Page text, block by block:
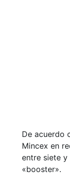
De acuerdo
Mincex en
entre siete
«booster».